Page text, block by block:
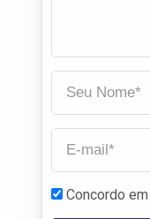
Concordo